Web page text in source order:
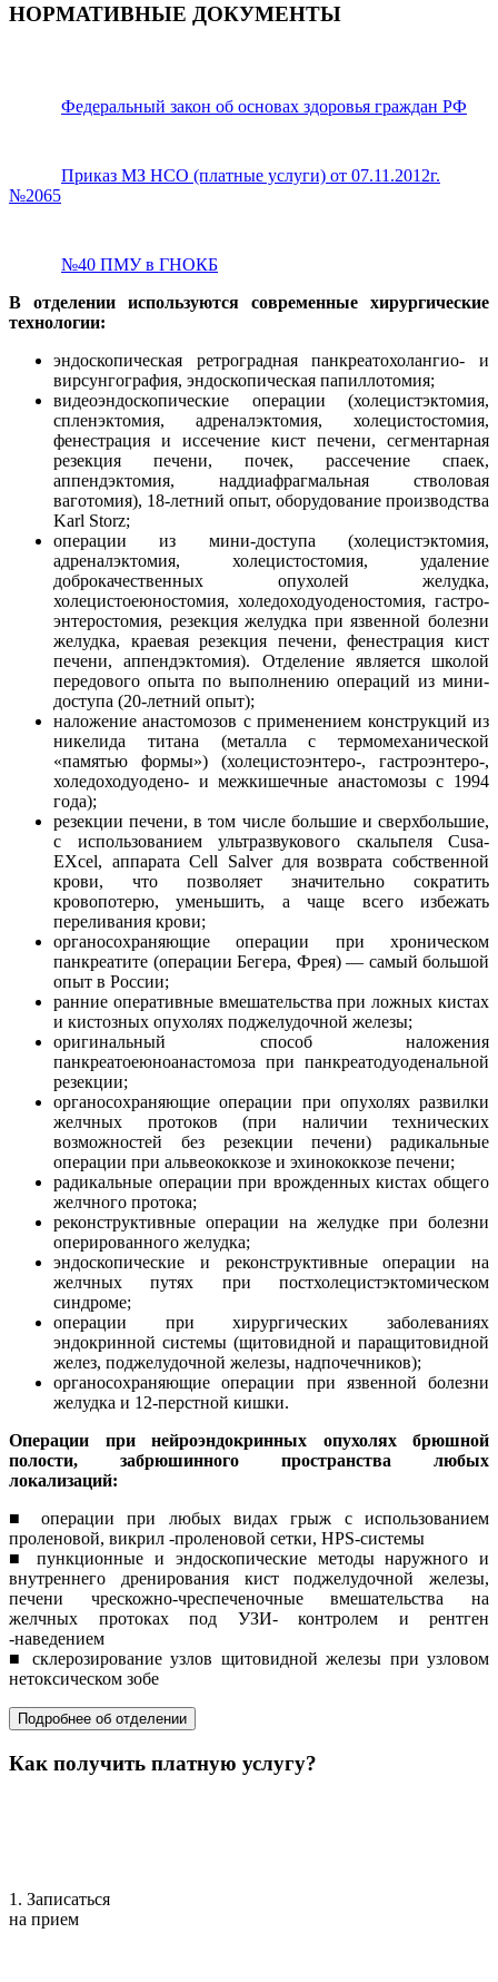
НОРМАТИВНЫЕ ДОКУМЕНТЫ
Федеральный закон об основах здоровья граждан РФ
Приказ МЗ НСО (платные услуги) от 07.11.2012г.
№2065
№40 ПМУ в ГНОКБ
В отделении используются современные хирургические
технологии:
эндоскопическая ретроградная панкреатохолангио- и
вирсунгография, эндоскопическая папиллотомия;
видеоэндоскопические операции (холецистэктомия,
спленэктомия, адреналэктомия, холецистостомия,
фенестрация и иссечение кист печени, сегментарная
резекция печени, почек, рассечение спаек,
аппендэктомия, наддиафрагмальная стволовая
ваготомия), 18-летний опыт, оборудование производства
Karl Storz;
операции из мини-доступа (холецистэктомия,
адреналэктомия, холецистостомия, удаление
доброкачественных опухолей желудка,
холецистоеюностомия, холедоходуоденостомия, гастро-
энтеростомия, резекция желудка при язвенной болезни
желудка, краевая резекция печени, фенестрация кист
печени, аппендэктомия). Отделение является школой
передового опыта по выполнению операций из мини-
доступа (20-летний опыт);
наложение анастомозов с применением конструкций из
никелида титана (металла с термомеханической
«памятью формы») (холецистоэнтеро-, гастроэнтеро-,
холедоходуодено- и межкишечные анастомозы с 1994
года);
резекции печени, в том числе большие и сверхбольшие,
с использованием ультразвукового скальпеля Cusa-
EXcel, аппарата Cell Salver для возврата собственной
крови, что позволяет значительно сократить
кровопотерю, уменьшить, а чаще всего избежать
переливания крови;
органосохраняющие операции при хроническом
панкреатите (операции Бегера, Фрея) — самый большой
опыт в России;
ранние оперативные вмешательства при ложных кистах
и кистозных опухолях поджелудочной железы;
оригинальный способ наложения
панкреатоеюноанастомоза при панкреатодуоденальной
резекции;
органосохраняющие операции при опухолях развилки
желчных протоков (при наличии технических
возможностей без резекции печени) радикальные
операции при альвеококкозе и эхинококкозе печени;
радикальные операции при врожденных кистах общего
желчного протока;
реконструктивные операции на желудке при болезни
оперированного желудка;
эндоскопические и реконструктивные операции на
желчных путях при постхолецистэктомическом
синдроме;
операции при хирургических заболеваниях
эндокринной системы (щитовидной и паращитовидной
желез, поджелудочной железы, надпочечников);
органосохраняющие операции при язвенной болезни
желудка и 12-перстной кишки.
Операции при нейроэндокринных опухолях брюшной
полости, забрюшинного пространства любых
локализаций:
■ операции при любых видах грыж с использованием
проленовой, викрил -проленовой сетки, HPS-системы
■ пункционные и эндоскопические методы наружного и
внутреннего дренирования кист поджелудочной железы,
печени чрескожно-чреспеченочные вмешательства на
желчных протоках под УЗИ- контролем и рентген
-наведением
■ склерозирование узлов щитовидной железы при узловом
нетоксическом зобе
Подробнее об отделении
Как получить платную услугу?
1. Записаться
на прием